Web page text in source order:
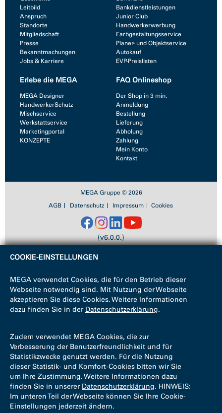
Leitbild
Anspruch
Standorte
Mitgliedschaft
Presse
Bekanntmachungen
Jobs & Karriere
Bankdienstleistungen
Junior Club
Handwerkerwerbung
Farbgestaltungsservice
Planer- und Objektservice
Autokauf
EVP-Preislisten
Erlebe die MEGA
MEGA Designer
HandwerkerSchutz
Mischservice
Werkstattservice
Marketingportal
KONZEPTE
FAQ Onlineshop
Der Shop in 3 min.
Anmeldung
Bestellung
Lieferung
Abholung
Zahlung
Mein Konto
Kontakt
MEGA Gruppe © 2026
AGB
Datenschutz Impressum Cookies
(v6.0.0.)
COOKIE-EINSTELLUNGEN
MEGA verwendet Cookies, die für den Betrieb dieser
Webseite notwendig sind. Mit Nutzung der Webseite
akzeptieren Sie diese Cookies. Weitere Informationen
dazu finden Sie in der Datenschutzerklärung.
Zudem verwendet MEGA Cookies, die zur
Verbesserung der Benutzerfreundlichkeit und für
Statistikzwecke genutzt werden. Für die Nutzung
dieser Statistik- und Komfort-Cookies bitten wir Sie
um Ihre Zustimmung. Weitere Informationen dazu
finden Sie in unserer Datenschutzerklärung. HINWEIS:
Im unteren Teil der Webseite können Sie Ihre Cookie-
Einstellungen jederzeit ändern.